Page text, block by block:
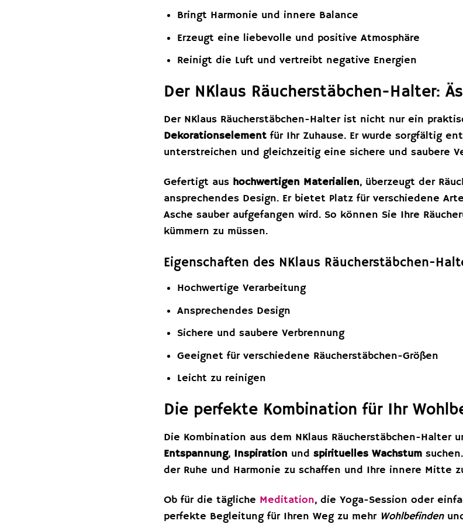
Bringt Harmonie und innere Balance
Erzeugt eine liebevolle und positive Atmosphäre
Reinigt die Luft und vertreibt negative Energien
Der NKlaus Räucherstäbchen-Halter:
Der NKlaus Räucherstäbchen-Halter ist nicht nur ein
Dekorationselement für Ihr Zuhause. Er wurde sorgfältig
unterstreichen und gleichzeitig eine sichere und saubere
Gefertigt aus hochwertigen Materialien, überzeugt der
ansprechendes Design. Er bietet Platz für verschiedene
Asche sauber aufgefangen wird. So können Sie Ihre
kümmern zu müssen.
Eigenschaften des NKlaus Räucherstäbchen-
Hochwertige Verarbeitung
Ansprechendes Design
Sichere und saubere Verbrennung
Geeignet für verschiedene Räucherstäbchen-Größen
Leicht zu reinigen
Die perfekte Kombination für Ihr
Die Kombination aus dem NKlaus Räucherstäbchen-
Entspannung, Inspiration undspirituelles Wachstum
der Ruhe und Harmonie zu schaffen und Ihre innere Mitte
Ob für die tägliche Meditation, die Yoga-Session oder
perfekte Begleitung für Ihren Weg zu mehr Wohlbefinden